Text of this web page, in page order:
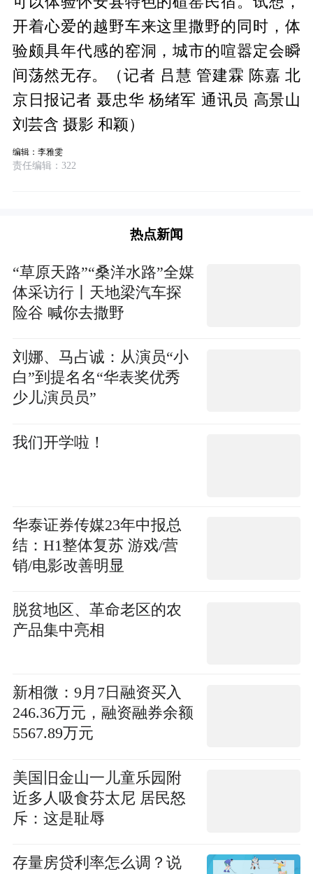
开着心爱的越野车来这里撒野的同时，体
验颇具年代感的窑洞，城市的喧嚣定会瞬
间荡然无存。（记者 吕慧 管建霖 陈嘉 北
京日报记者 聂忠华 杨绪军 通讯员 高景山
刘芸含 摄影 和颖）
编辑：李雅雯
责任编辑：322
热点新闻
“草原天路”“桑洋水路”全媒
体采访行丨天地梁汽车探
险谷 喊你去撒野
刘娜、马占诚：从演员“小
白”到提名名“华表奖优秀
少儿演员员”
我们开学啦！
华泰证券传媒23年中报总
结：H1整体复苏 游戏/营
销/电影改善明显
脱贫地区、革命老区的农
产品集中亮相
新相微：9月7日融资买入
246.36万元，融资融券余额
5567.89万元
美国旧金山一儿童乐园附
近多人吸食芬太尼 居民怒
斥：这是耻辱
存量房贷利率怎么调？说